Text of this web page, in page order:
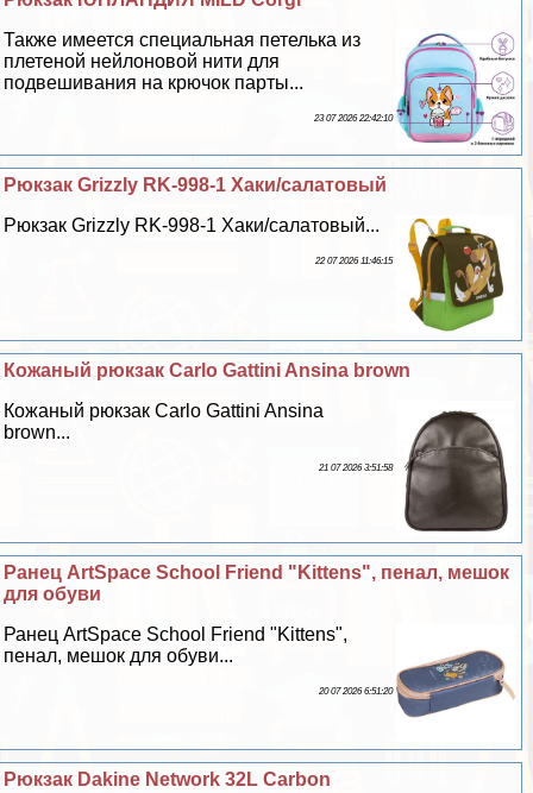
Также имеется специальная петелька из
плетеной нейлоновой нити для
подвешивания на крючок парты...
23 07 2026 22:42:10
Рюкзак Grizzly RK-998-1 Хаки/салатовый
Рюкзак Grizzly RK-998-1 Хаки/салатовый...
22 07 2026 11:46:15
Кожаный рюкзак Carlo Gattini Ansina brown
Кожаный рюкзак Carlo Gattini Ansina
brown...
21 07 2026 3:51:58
Ранец ArtSpace School Friend "Kittens", пенал, мешок
для обуви
Ранец ArtSpace School Friend "Kittens",
пенал, мешок для обуви...
20 07 2026 6:51:20
Рюкзак Dakine Network 32L Carbon